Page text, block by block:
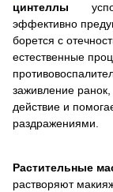
эффективно
борется с
естественные
заживление
действие и
раздражениями.
Растительные
растворяют